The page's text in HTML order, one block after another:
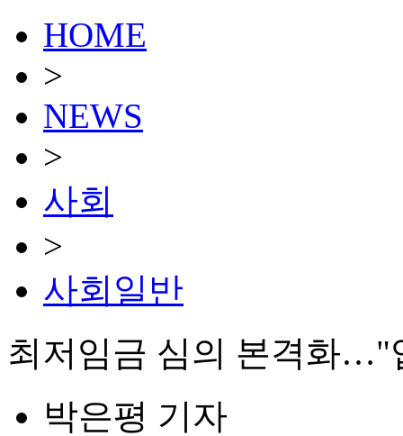
HOME
>
NEWS
>
사회
>
사회일반
최저임금 심의 본격화…"
박은평 기자